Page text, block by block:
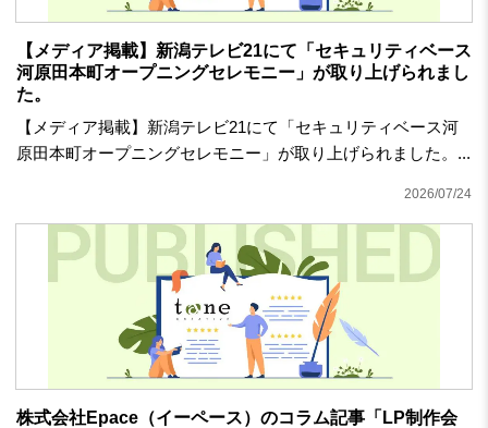
【メディア掲載】新潟テレビ21にて「セキュリティベース
河原田本町オープニングセレモニー」が取り上げられまし
た。
【メディア掲載】新潟テレビ21にて「セキュリティベース河
原田本町オープニングセレモニー」が取り上げられました。...
2026/07/24
株式会社Epace（イーペース）のコラム記事「LP制作会